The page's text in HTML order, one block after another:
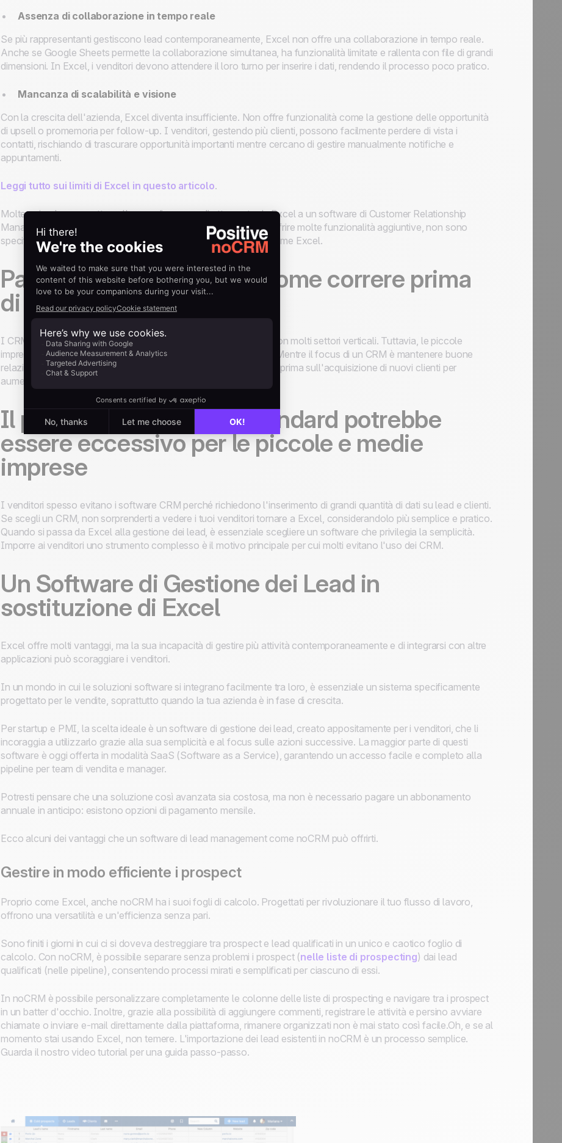
Assenza di collaborazione in tempo reale
Se più rappresentanti gestiscono lead contemporaneamente, Excel non offre una collaborazione in tempo reale.
Anche se Google Sheets permette la collaborazione simultanea, ha funzionalità limitate e rallenta con file di grandi
dimensioni. In Excel, i venditori devono attendere il loro turno per inserire i dati, rendendo il processo poco pratico.
Mancanza di scalabilità e visione
Con la crescita dell'azienda, Excel diventa insufficiente. Non offre funzionalità come la gestione delle opportunità
di upsell o promemoria per follow-up. I venditori, gestendo più clienti, possono facilmente perdere di vista i
contatti, rischiando di trascurare opportunità importanti mentre cercano di gestire manualmente notifiche e
appuntamenti.
Leggi tutto sui limiti di Excel in questo articolo.
Molte aziende commettono l'errore di passare direttamente da Excel a un software di Customer Relationship
Management (CRM). Anche se i CRM possono gestire i lead e offrire molte funzionalità aggiuntive, non sono
specificamente progettati per le esigenze dei venditori, proprio come Excel.
Passare al CRM è un po’ come correre prima
di imparare a camminare.
I CRM sono soluzioni avanzate e all-in-one, ideali per aziende con molti settori verticali. Tuttavia, le piccole
imprese hanno bisogno di una via di mezzo tra Excel e un CRM. Mentre il focus di un CRM è mantenere buone
relazioni con i clienti, una piccola impresa dovrebbe concentrarsi prima sull'acquisizione di nuovi clienti per
aumentare i ricavi e crescere.
Il passaggio a un CRM standard potrebbe
essere eccessivo per le piccole e medie
imprese
I venditori spesso evitano i software CRM perché richiedono l'inserimento di grandi quantità di dati su lead e clienti.
Se scegli un CRM, non sorprenderti a vedere i tuoi venditori tornare a Excel, considerandolo più semplice e pratico.
Quando si passa da Excel alla gestione dei lead, è essenziale scegliere un software che privilegia la semplicità.
Imporre ai venditori uno strumento complesso è il motivo principale per cui molti evitano l'uso dei CRM.
Un Software di Gestione dei Lead in
sostituzione di Excel
Excel offre molti vantaggi, ma la sua incapacità di gestire più attività contemporaneamente e di integrarsi con altre
applicazioni può scoraggiare i venditori.
In un mondo in cui le soluzioni software si integrano facilmente tra loro, è essenziale un sistema specificamente
progettato per le vendite, soprattutto quando la tua azienda è in fase di crescita.
Per startup e PMI, la scelta ideale è un software di gestione dei lead, creato appositamente per i venditori, che li
incoraggia a utilizzarlo grazie alla sua semplicità e al focus sulle azioni successive. La maggior parte di questi
software è oggi offerta in modalità SaaS (Software as a Service), garantendo un accesso facile e completo alla
pipeline per team di vendita e manager.
Potresti pensare che una soluzione così avanzata sia costosa, ma non è necessario pagare un abbonamento
annuale in anticipo: esistono opzioni di pagamento mensile.
Ecco alcuni dei vantaggi che un software di lead management come noCRM può offrirti.
Gestire in modo efficiente i prospect
Proprio come Excel, anche noCRM ha i suoi fogli di calcolo. Progettati per rivoluzionare il tuo flusso di lavoro,
offrono una versatilità e un'efficienza senza pari.
Sono finiti i giorni in cui ci si doveva destreggiare tra prospect e lead qualificati in un unico e caotico foglio di
calcolo. Con noCRM, è possibile separare senza problemi i prospect (nelle liste di prospecting) dai lead
qualificati (nelle pipeline), consentendo processi mirati e semplificati per ciascuno di essi.
In noCRM è possibile personalizzare completamente le colonne delle liste di prospecting e navigare tra i prospect
in un batter d'occhio. Inoltre, grazie alla possibilità di aggiungere commenti, registrare le attività e persino avviare
chiamate o inviare e-mail direttamente dalla piattaforma, rimanere organizzati non è mai stato così facile.Oh, e se al
momento stai usando Excel, non temere. L'importazione dei lead esistenti in noCRM è un processo semplice.
Guarda il nostro video tutorial per una guida passo-passo.